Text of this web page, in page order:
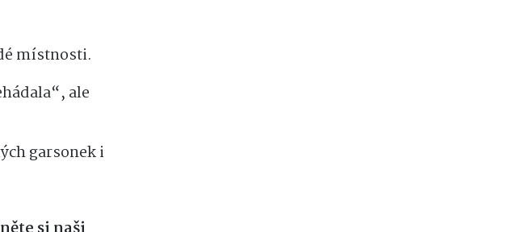
místnosti.
ale
garsonek i